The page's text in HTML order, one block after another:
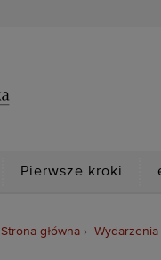
Pierwsze kroki
Strona główna Wydarzenia